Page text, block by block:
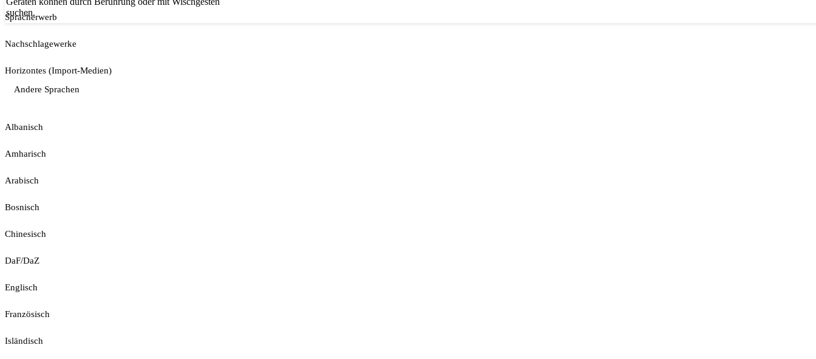
suchen.
Spracherwerb
Nachschlagewerke
Horizontes (Import-Medien)
Andere Sprachen
Albanisch
Amharisch
Arabisch
Bosnisch
Chinesisch
DaF/DaZ
Englisch
Französisch
Isländisch